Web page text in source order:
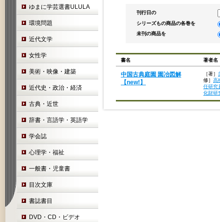
ゆまに学芸選書ULULA
環境問題
近代文学
女性学
美術・映像・建築
近代史・政治・経済
古典・近世
辞書・言語学・英語学
学会誌
心理学・福祉
一般書・児童書
目次文庫
書誌書目
DVD・CD・ビデオ
刊行日の
シリーズもの商品の各巻を
未刊の商品を
書名 著者名
中国古典庭園 園冶図解
【new!】
［著］
修］ 高
任研究
化財研